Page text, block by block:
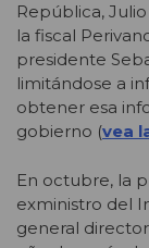
República,
la fiscal
presidente
limitándose a
obtener esa
gobierno (vea
En octubre, la
exministro del
general